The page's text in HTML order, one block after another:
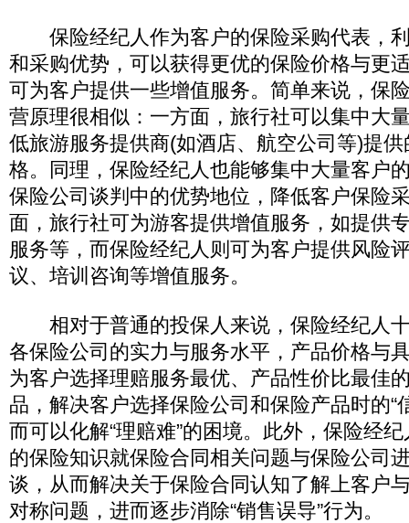
保险经纪人作为客户的保险采购代表，
和采购优势，可以获得更优的保险价格与更
可为客户提供一些增值服务。简单来说，保
营原理很相似：一方面，旅行社可以集中大
低旅游服务提供商(如酒店、航空公司等)提
格。同理，保险经纪人也能够集中大量客户
保险公司谈判中的优势地位，降低客户保险
面，旅行社可为游客提供增值服务，如提供
服务等，而保险经纪人则可为客户提供风险
议、培训咨询等增值服务。
相对于普通的投保人来说，保险经纪人
各保险公司的实力与服务水平，产品价格与
为客户选择理赔服务最优、产品性价比最佳
品，解决客户选择保险公司和保险产品时的“
而可以化解“理赔难”的困境。此外，保险经
的保险知识就保险合同相关问题与保险公司
谈，从而解决关于保险合同认知了解上客户
对称问题，进而逐步消除“销售误导”行为。